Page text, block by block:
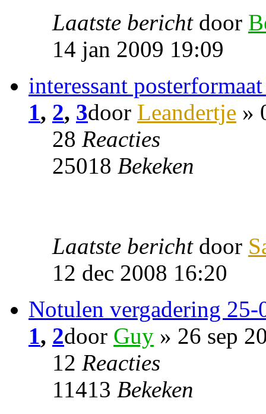
Laatste bericht door
14 jan 2009 19:09
interessant
1, 2, 3door Leandertje »
28 Reacties
25018 Bekeken
Laatste bericht door
12 dec 2008 16:20
Notulen vergadering 25-
1, 2door Guy » 26 sep
12 Reacties
11413 Bekeken